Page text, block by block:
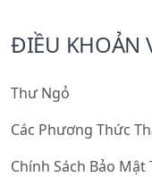
ĐIỀU KHOẢN
Thư Ngỏ
Các Phương Thức
Chính Sách Bảo Mật